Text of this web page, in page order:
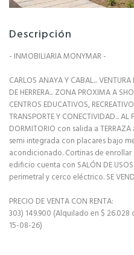
Descripción
- INMOBILIARIA MONYMAR -
CARLOS ANAYA Y CABAL...
DE HERRERA... ZONA PROXIMA A
CENTROS EDUCATIVOS,
TRANSPORTE Y CONECTIVIDAD...
DORMITORIO con salida a
semi integrada con placares bajo
acondicionado. Cortinas de
edificio cuenta con SALÓN DE
perimetral y cerco eléctrico. SE
PRECIO DE VENTA CON RENTA:
303) 149.900 (Alquilado en $
15-08-26)